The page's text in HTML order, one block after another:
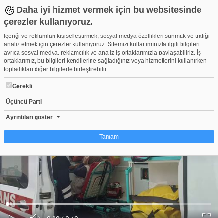
Daha iyi hizmet vermek için bu websitesinde
çerezler kullanıyoruz.
İçeriği ve reklamları kişiselleştirmek, sosyal medya özellikleri sunmak ve trafiği
analiz etmek için çerezler kullanıyoruz. Sitemizi kullanımınızla ilgili bilgileri
ayrıca sosyal medya, reklamcılık ve analiz iş ortaklarımızla paylaşabiliriz. İş
ortaklarımız, bu bilgileri kendilerine sağladığınız veya hizmetlerini kullanırken
topladıkları diğer bilgilerle birleştirebilir.
Gerekli
Üçüncü Parti
Ayrıntıları göster
Tamam
Çerez nedir?
Çerezler, web-sitelerinin, kullanıcıların deneyimlerini daha verimli hale getirmek
amacıyla kullandığı küçük metin dosyalarıdır. Yasalara göre, bu sitenin
işletilmesi için kesinlikle gerekli olan çerezleri cihazınıza yerleştirebiliyoruz.
Diğer çerez türleri için sizden izin almamız gerekiyor. Bu site farklı çerez türleri
kullanmaktadır. Bazı çerezler, sayfalarımızda yer alan üçüncü şahıs hizmetleri
tarafından yerleştirilir. İzniniz şu alanlar için geçerlidir: web.tv
Ses
Yüklendi:
0%
Yükleniyor:
0%
Bursa'da freni boşalan otomobil yokuş aşağı sürüklendi!